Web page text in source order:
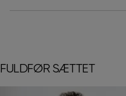
FULDFØR SÆTTET